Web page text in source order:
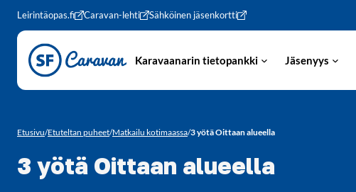
Siirry sivun sisältöön
Leirintäopas.fi Caravan-lehti Sähköinen jäsenkortti
Karavaanarin tietopankki Jäsenyys
Etusivu/Etuteltan puheet/Matkailu kotimaassa/3 yötä Oittaan alueella
3 yötä Oittaan alueella